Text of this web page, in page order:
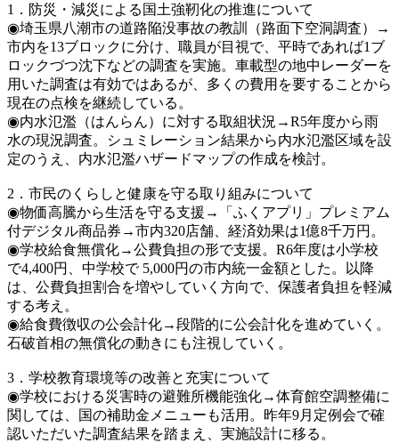
1．防災・減災による国土強靭化の推進について
◉埼玉県八潮市の道路陥没事故の教訓（路面下空洞調査）→
市内を13ブロックに分け、職員が目視で、平時であれば1ブ
ロックづつ沈下などの調査を実施。車載型の地中レーダーを
用いた調査は有効ではあるが、多くの費用を要することから
現在の点検を継続している。
◉内水氾濫（はんらん）に対する取組状況→R5年度から雨
水の現況調査。シュミレーション結果から内水氾濫区域を設
定のうえ、内水氾濫ハザードマップの作成を検討。
2．市民のくらしと健康を守る取り組みについて
◉物価高騰から生活を守る支援→「ふくアプリ」プレミアム
付デジタル商品券→市内320店舗、経済効果は1億8千万円。
◉学校給食無償化→公費負担の形で支援。R6年度は小学校
で4,400円、中学校で 5,000円の市内統一金額とした。以降
は、公費負担割合を増やしていく方向で、保護者負担を軽減
する考え。
◉給食費徴収の公会計化→段階的に公会計化を進めていく。
石破首相の無償化の動きにも注視していく。
3．学校教育環境等の改善と充実について
◉学校における災害時の避難所機能強化→体育館空調整備に
関しては、国の補助金メニューも活用。昨年9月定例会で確
認いただいた調査結果を踏まえ、実施設計に移る。